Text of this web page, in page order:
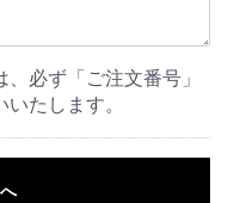
必ず「ご注文番号」
たします。